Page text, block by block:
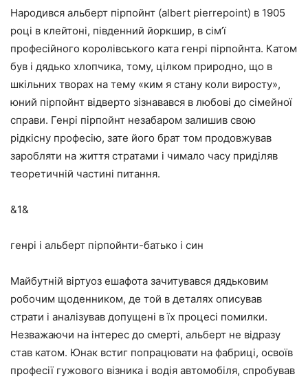
Народився альберт пірпойнт (albert pierrepoint) в 1905
році в клейтоні, південний йоркшир, в сім’ї
професійного королівського ката генрі пірпойнта. Катом
був і дядько хлопчика, тому, цілком природно, що в
шкільних творах на тему «ким я стану коли виросту»,
юний пірпойнт відверто зізнавався в любові до сімейної
справи. Генрі пірпойнт незабаром залишив свою
рідкісну професію, зате його брат том продовжував
заробляти на життя стратами і чимало часу приділяв
теоретичній частині питання.
&1&
генрі і альберт пірпойнти-батько і син
Майбутній віртуоз ешафота зачитувався дядьковим
робочим щоденником, де той в деталях описував
страти і аналізував допущені в їх процесі помилки.
Незважаючи на інтерес до смерті, альберт не відразу
став катом. Юнак встиг попрацювати на фабриці, освоїв
професії гужового візника і водія автомобіля, спробував